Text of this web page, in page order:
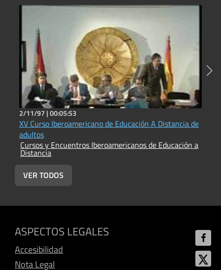
2/11/97 |00:05:53
XV Curso Iberoamericano de Educación A Distancia de
adultos
Cursos y Encuentros Iberoamericanos de Educación a
Distancia
VER TODOS
ASPECTOS LEGALES
Accesibilidad
Nota Legal